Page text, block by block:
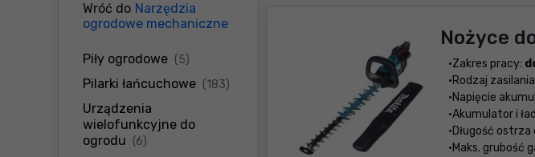
Wróć do Narzędzia
ogrodowe mechaniczne
Piły ogrodowe (5)
Pilarki łańcuchowe (183)
Urządzenia
wielofunkcyjne do
ogrodu (6)
Nożyce
Zakres pracy:
Rodzaj
Napięcie
Akumulator i
Długość
Maks. grubość